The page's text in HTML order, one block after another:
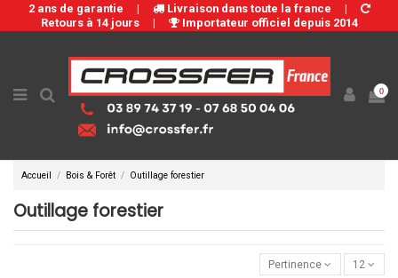
2 ans de garantie | Livraison dans toute la france
|
Retours à 14 jours
| Importateur officiel depuis 2014
0
Accueil Bois & Forêt Outillage forestier
Outillage forestier
Pertinence 12